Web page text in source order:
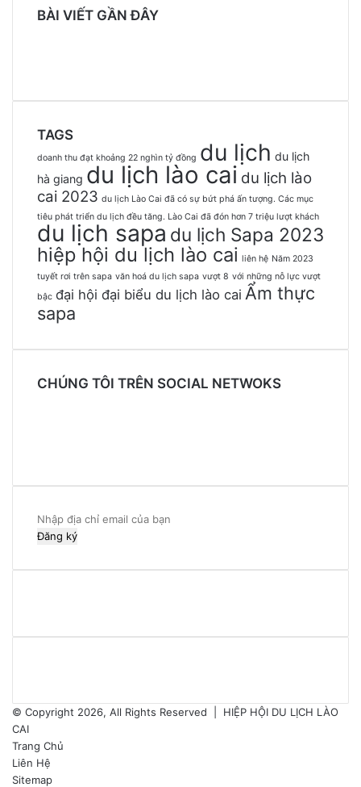
BÀI VIẾT GẦN ĐÂY
TAGS
doanh thu đạt khoảng 22 nghìn tỷ đồng du lịch du lịch
hà giang du lịch lào cai du lịch lào
cai 2023 du lịch Lào Cai đã có sự bứt phá ấn tượng. Các mục
tiêu phát triển du lịch đều tăng. Lào Cai đã đón hơn 7 triệu lượt khách
du lịch sapa du lịch Sapa 2023
hiệp hội du lịch lào cai liên hệ Năm 2023
tuyết rơi trên sapa văn hoá du lịch sapa vượt 8 với những nỗ lực vượt
bậc đại hội đại biểu du lịch lào cai Ẩm thực
sapa
CHÚNG TÔI TRÊN SOCIAL NETWOKS
Nhập
địa
email
© Copyright 2026, All Rights Reserved | HIỆP HỘI DU LỊCH LÀO
CAI
Trang Chủ
Liên Hệ
Sitemap